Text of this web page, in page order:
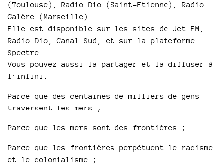
(Toulouse), Radio Dio (Saint-Etienne), Radio
Galère (Marseille).
Elle est disponible sur les sites de Jet FM,
Radio Dio, Canal Sud, et sur la plateforme
Spectre.
Vous pouvez aussi la partager et la diffuser à
l’infini.
Parce que des centaines de milliers de gens
traversent les mers ;
Parce que les mers sont des frontières ;
Parce que les frontières perpétuent le racisme
et le colonialisme ;